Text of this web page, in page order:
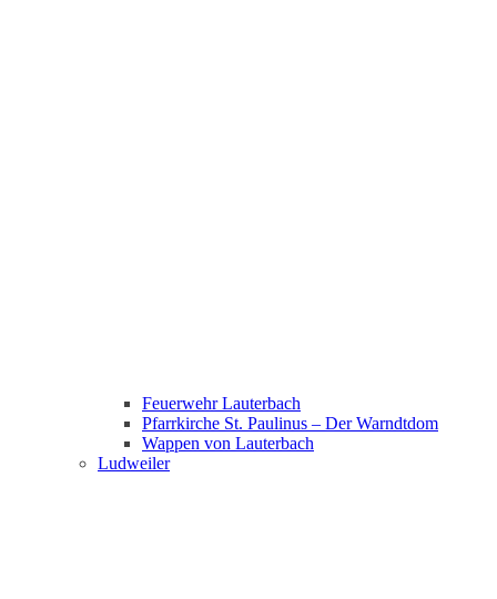
Feuerwehr Lauterbach
Pfarrkirche St. Paulinus – Der Warndtdom
Wappen von Lauterbach
Ludweiler